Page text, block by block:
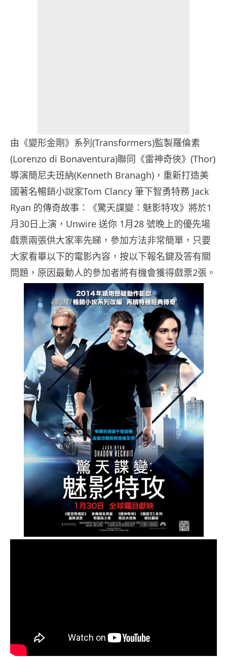
由《變形金剛》系列(Transformers)監製羅倫素
(Lorenzo di Bonaventura)聯同《雷神奇俠》(Thor)
導演簡尼夫班納(Kenneth Branagh)，重新打造美
國著名暢銷小說家Tom Clancy 筆下智勇特務 Jack
Ryan 的傳奇故事：《驚天諜變：魅影特攻》將於1
月30日上演，Unwire 送你 1月28 號晚上的優先場
戲票兩張供大家率先睇，參加方法非常簡單，只要
大家看畢以下的電影內容，按以下報名鍵及答有關
問題，原因最動人的參加者將有機會獲得戲票2張。